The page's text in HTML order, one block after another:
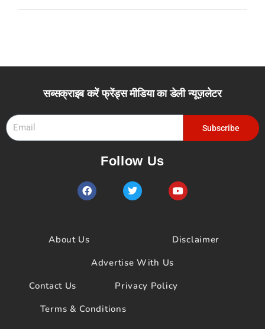
सब्सक्राइब करें फ्रेंड्स मीडिया का डेली न्यूज़लेटर
Subscribe
Follow Us
F
a
o
T
w
Y
o
b
e
About Us
Disclaimer
Advertise With Us
Contact Us
Privacy Policy
Terms & Conditions